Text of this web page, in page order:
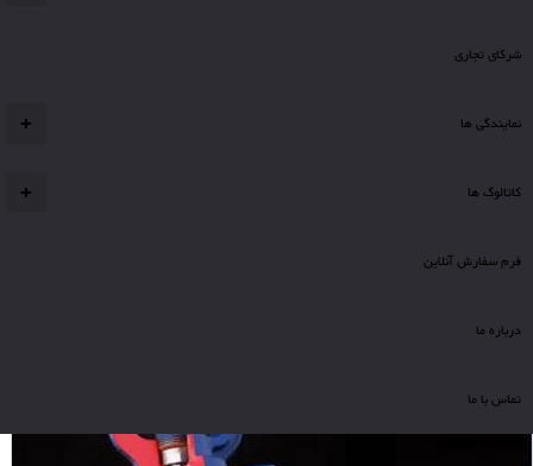
شرکای تجاری
+ نمایندگی ها
+ کاتالوگ ها
فرم سفارش آنلاین
درباره ما
تماس با ما